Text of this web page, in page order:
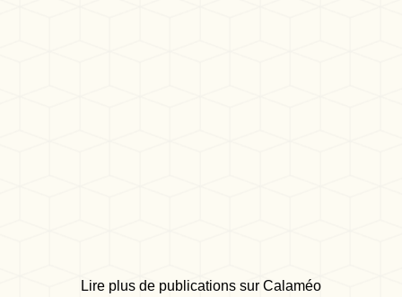
Lire plus de publications sur Calaméo